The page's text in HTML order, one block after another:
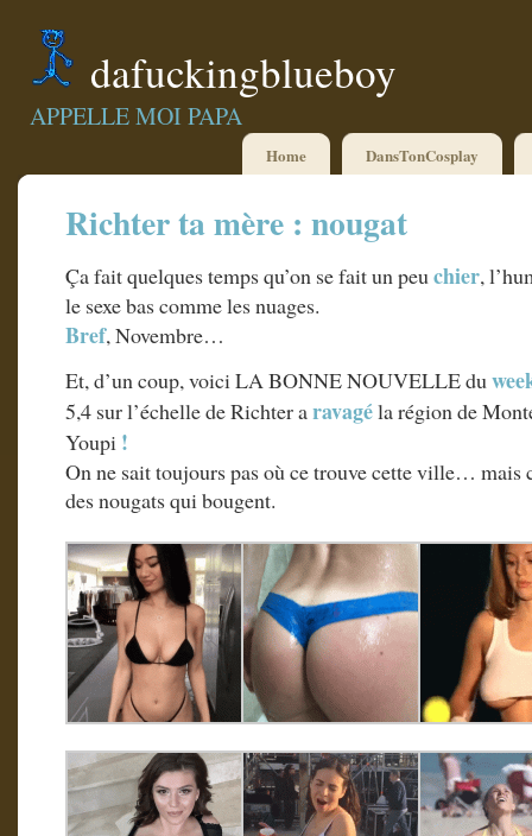
dafuckingblueboy
APPELLE MOI PAPA
Home DansTonCosplay
Richter ta mère : nougat
Ça fait quelques temps qu’on se fait un peuchier,
le sexe bas comme les nuages.
Bref, Novembre…
Et, d’un coup, voici LA BONNE NOUVELLE du
5,4 sur l’échelle de Richter aravagéla région de
Youpi !
On ne sait toujours pas où ce trouve cette ville… mais
des nougats qui bougent.